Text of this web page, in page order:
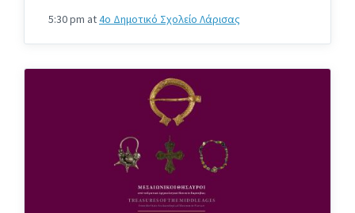
5:30 pm at4ο Δημοτικό Σχολείο Λάρισας